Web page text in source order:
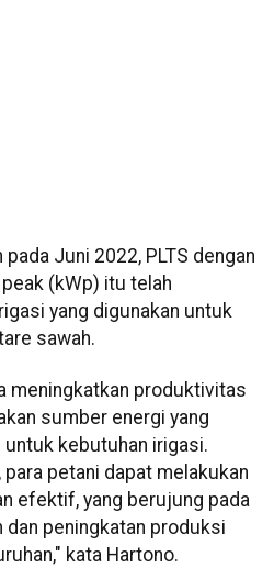
Juni 2022, PLTS dengan
(kWp) itu telah
yang digunakan untuk
sawah.
meningkatkan produktivitas
sumber energi yang
kebutuhan irigasi.
para petani dapat melakukan
efektif, yang berujung pada
dan peningkatan produksi
kata Hartono.